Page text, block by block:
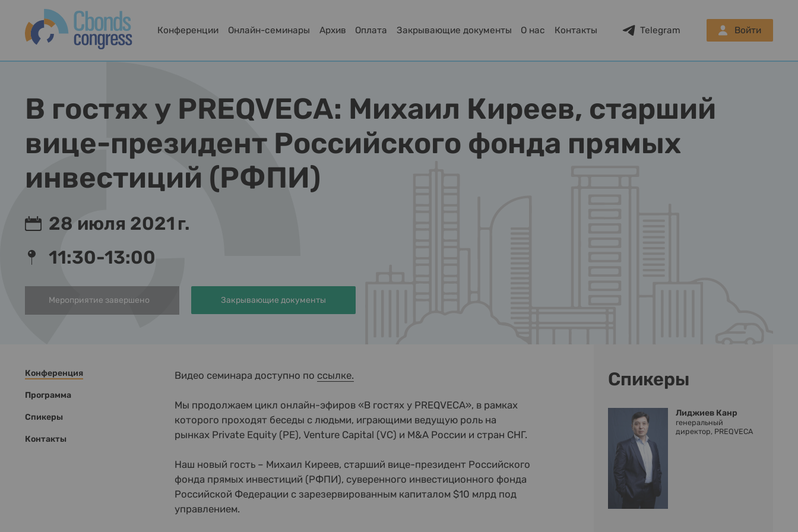
Конференции Онлайн-семинары Архив Оплата Закрывающие документы О нас Контакты Telegram Войти
В гостях у PREQVECA: Михаил Киреев, старший
вице-президент Российского фонда прямых
инвестиций (РФПИ)
28 июля 2021 г.
11:30-13:00
Мероприятие завершено Закрывающие документы
Конференция
Программа
Спикеры
Контакты
Видео семинара доступно по ссылке.
Мы продолжаем цикл онлайн-эфиров «В гостях у PREQVECA», в рамках
которого проходят беседы c людьми, играющими ведущую роль на
рынках Private Equity (PE), Venture Capital (VC) и M&A России и стран СНГ.
Наш новый гость – Михаил Киреев, старший вице-президент Российского
фонда прямых инвестиций (РФПИ), суверенного инвестиционного фонда
Российской Федерации с зарезервированным капиталом $10 млрд под
управлением.
Спикеры
Лиджиев Канр
генеральный
директор, PREQVECA